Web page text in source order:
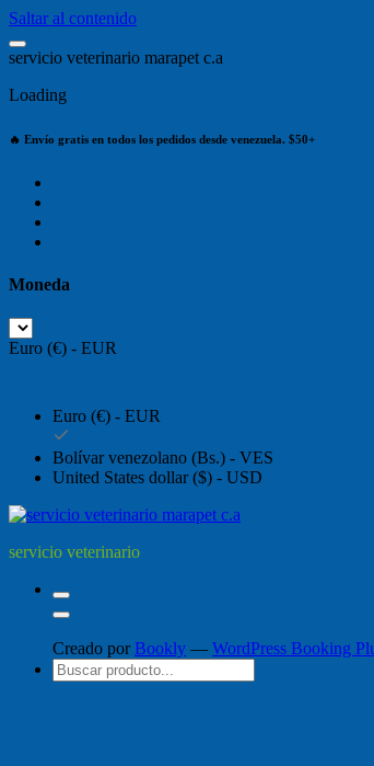
Saltar al contenido
servicio veterinario marapet c.a
Loading
🔥 Envío gratis en todos los pedidos desde venezuela. $50+
Moneda
Euro (€) - EUR
Euro (€) - EUR
Bolívar venezolano (Bs.) - VES
United States dollar ($) - USD
servicio veterinario
Creado por Bookly — WordPress Booking